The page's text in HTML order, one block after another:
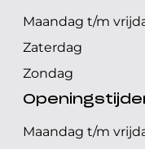
Maandag t/m
Zaterdag
Zondag
Maandag t/m